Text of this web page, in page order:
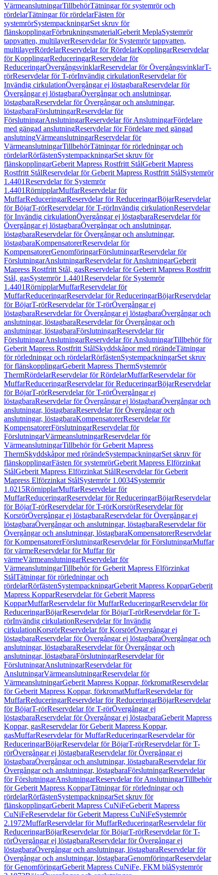
VärmeanslutningarTillbehörTätningar för systemrör och
rördelarTätningar för rördelarFästen för
systemrörSystempackningarSet skruv för
flänskopplingarFörbrukningsmaterialGeberit MeplaSystemrör
tappvatten, multilayerReservdelar för Systemrör tappvatten,
multilayerRördelarReservdelar för RördelarKopplingarReservdelar
för KopplingarReduceringarReservdelar för
ReduceringarÖvergångsvinklarReservdelar för ÖvergångsvinklarT-
rörReservdelar för T-rörInvändig cirkulationReservdelar för
Invändig cirkulationÖvergångar ej löstagbaraReservdelar för
Övergångar ej löstagbaraÖvergångar och anslutningar,
löstagbaraReservdelar för Övergångar och anslutningar,
löstagbaraFörslutningarReservdelar för
FörslutningarAnslutningarReservdelar för AnslutningarFördelare
med gängad anslutningReservdelar för Fördelare med gängad
anslutningVärmeanslutningarReservdelar för
VärmeanslutningarTillbehörTätningar för rörledningar och
rördelarRörfästenSystempackningarSet skruv för
flänskopplingarGeberit Mapress Rostfritt StålGeberit Mapress
Rostfritt StålReservdelar för Geberit Mapress Rostfritt StålSystemrör
1.4401Reservdelar för Systemrör
1.4401RörnipplarMuffarReservdelar för
MuffarReduceringarReservdelar för ReduceringarBöjarReservdelar
för BöjarT-rörReservdelar för T-rörInvändig cirkulationReservdelar
för Invändig cirkulationÖvergångar ej löstagbaraReservdelar för
Övergångar ej löstagbaraÖvergångar och anslutningar,
löstagbaraReservdelar för Övergångar och anslutningar,
löstagbaraKompensatorerReservdelar för
KompensatorerGenomföringarFörslutningarReservdelar för
FörslutningarAnslutningarReservdelar för AnslutningarGeberit
Mapress Rostfritt Stål, gasReservdelar för Geberit Mapress Rostfritt
Stål, gasSystemrör 1.4401Reservdelar för Systemrör
1.4401RörnipplarMuffarReservdelar för
MuffarReduceringarReservdelar för ReduceringarBöjarReservdelar
för BöjarT-rörReservdelar för T-rörÖvergångar ej
löstagbaraReservdelar för Övergångar ej löstagbaraÖvergångar och
anslutningar, löstagbaraReservdelar för Övergångar och
anslutningar, löstagbaraFörslutningarReservdelar för
FörslutningarAnslutningarReservdelar för AnslutningarTillbehör för
Geberit Mapress Rostfritt StålSkyddskåpor med rörändeTätningar
för rörledningar och rördelarRörfästenSystempackningarSet skruv
för flänskopplingarGeberit Mapress ThermSystemrör
ThermRördelarReservdelar för RördelarMuffarReservdelar för
MuffarReduceringarReservdelar för ReduceringarBöjarReservdelar
för BöjarT-rörReservdelar för T-rörÖvergångar ej
löstagbaraReservdelar för Övergångar ej löstagbaraÖvergångar och
anslutningar, löstagbaraReservdelar för Övergångar och
anslutningar, löstagbaraKompensatorerReservdelar för
KompensatorerFörslutningarReservdelar för
FörslutningarVärmeanslutningarReservdelar för
VärmeanslutningarTillbehör för Geberit Mapress
ThermSkyddskåpor med rörändeSystempackningarSet skruv för
flänskopplingarFästen för systemrörGeberit Mapress Elförzinkat
StålGeberit Mapress Elförzinkat StålReservdelar för Geberit
Mapress Elförzinkat StålSystemrör 1.0034Systemrör
1.0215RörnipplarMuffarReservdelar för
MuffarReduceringarReservdelar för ReduceringarBöjarReservdelar
för BöjarT-rörReservdelar för T-rörKorsrörReservdelar för
KorsrörÖvergångar ej löstagbaraReservdelar för Övergångar ej
löstagbaraÖvergångar och anslutningar, löstagbaraReservdelar för
Övergångar och anslutningar, löstagbaraKompensatorerReservdelar
för KompensatorerFörslutningarReservdelar för FörslutningarMuffar
för värmeReservdelar för Muffar för
värmeVärmeanslutningarReservdelar för
VärmeanslutningarTillbehör för Geberit Mapress Elförzinkat
StålTätningar för rörledningar och
rördelarRörfästenSystempackningarGeberit Mapress KopparGeberit
Mapress KopparReservdelar för Geberit Mapress
KopparMuffarReservdelar för MuffarReduceringarReservdelar för
ReduceringarBöjarReservdelar för BöjarT-rörReservdelar för T-
rörInvändig cirkulationReservdelar för Invändig
cirkulationKorsrörReservdelar för KorsrörÖvergångar ej
löstagbaraReservdelar för Övergångar ej löstagbaraÖvergångar och
anslutningar, löstagbaraReservdelar för Övergångar och
anslutningar, löstagbaraFörslutningarReservdelar för
FörslutningarAnslutningarReservdelar för
AnslutningarVärmeanslutningarReservdelar för
VärmeanslutningarGeberit Mapress Koppar, förkromatReservdelar
för Geberit Mapress Koppar, förkromatMuffarReservdelar för
MuffarReduceringarReservdelar för ReduceringarBöjarReservdelar
för BöjarT-rörReservdelar för T-rörÖvergångar ej
löstagbaraReservdelar för Övergångar ej löstagbaraGeberit Mapress
Koppar, gasReservdelar för Geberit Mapress Koppar,
gasMuffarReservdelar för MuffarReduceringarReservdelar för
ReduceringarBöjarReservdelar för BöjarT-rörReservdelar för T-
rörÖvergångar ej löstagbaraReservdelar för Övergångar ej
löstagbaraÖvergångar och anslutningar, löstagbaraReservdelar för
Övergångar och anslutningar, löstagbaraFörslutningarReservdelar
för FörslutningarAnslutningarReservdelar för AnslutningarTillbehör
för Geberit Mapress KopparTätningar för rörledningar och
rördelarRörfästenSystempackningarSet skruv för
flänskopplingarGeberit Mapress CuNiFeGeberit Mapress
CuNiFeReservdelar för Geberit Mapress CuNiFeSystemrör
2.1972MuffarReservdelar för MuffarReduceringarReservdelar för
ReduceringarBöjarReservdelar för BöjarT-rörReservdelar för T-
rörÖvergångar ej löstagbaraReservdelar för Övergångar ej
löstagbaraÖvergångar och anslutningar, löstagbaraReservdelar för
Övergångar och anslutningar, löstagbaraGenomföringarReservdelar
för GenomföringarGeberit Mapress CuNiFe, FKM blåSystemrör